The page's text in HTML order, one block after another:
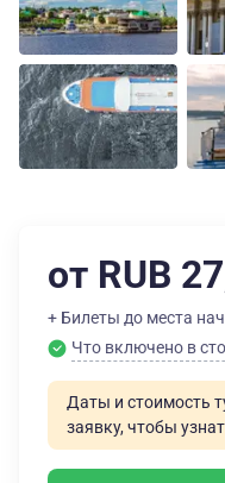
от RUB
+ Билеты до места
Что включено в
Даты и стоимость
заявку, чтобы